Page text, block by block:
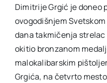
Dimitrije Grgić je doneo
ovogodišnjem
dana takmičenja strelac
okitio bronzanom
malokalibarskim
Grgića, na četvrto